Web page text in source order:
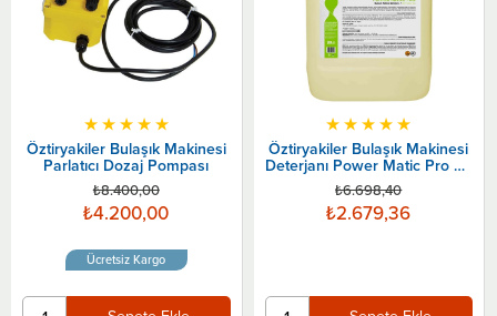
Öztiryakiler Bulaşık Makinesi
Parlatıcı Dozaj Pompası
★★★★★
₺4.200,00
₺8.400,00
Ücretsiz Kargo
Öztiryakiler Bulaşık Makinesi
Deterjanı Power Matic Pro 20
Litre
★★★★★
₺2.679,36
₺6.698,40